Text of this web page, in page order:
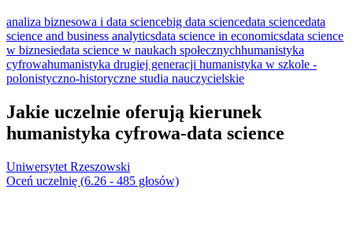
analiza biznesowa i data sciencebig data sciencedata sciencedata
science and business analyticsdata science in economicsdata science
w biznesiedata science w naukach społecznychhumanistyka
cyfrowahumanistyka drugiej generacji humanistyka w szkole -
polonistyczno-historyczne studia nauczycielskie
Jakie uczelnie oferują kierunek
humanistyka cyfrowa-data science
Uniwersytet Rzeszowski
Oceń uczelnię (6.26 - 485 głosów)